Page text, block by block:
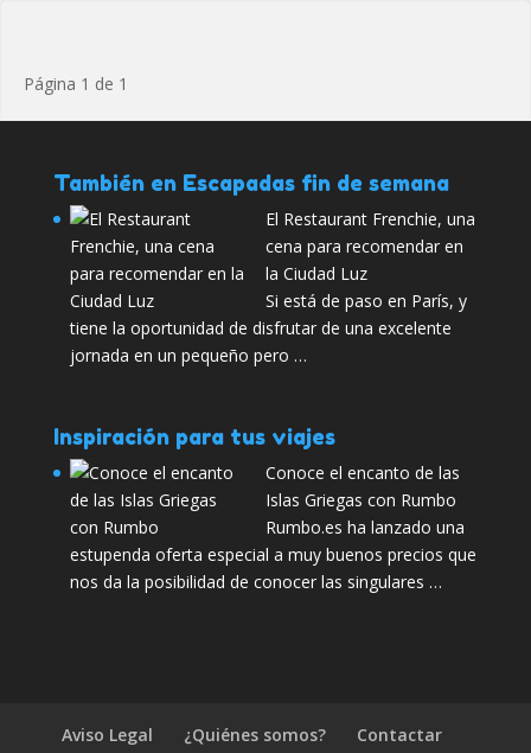
Página 1 de 1
También en Escapadas fin de semana
El Restaurant Frenchie, una
cena para recomendar en
la Ciudad Luz
Si está de paso en París, y
tiene la oportunidad de disfrutar de una excelente
jornada en un pequeño pero …
Inspiración para tus viajes
Conoce el encanto de las
Islas Griegas con Rumbo
Rumbo.es ha lanzado una
estupenda oferta especial a muy buenos precios que
nos da la posibilidad de conocer las singulares …
Aviso Legal ¿Quiénes somos?
Contactar